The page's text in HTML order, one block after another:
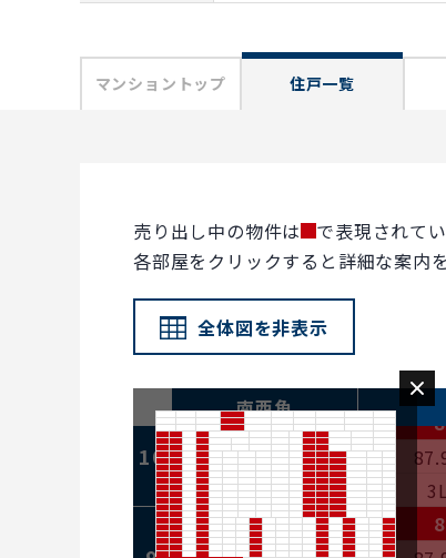
マンショントップ 住戸一覧
売り出し中の物件は 赤
で表現されてい
各部屋をクリックすると詳細な案内
全体図を非表示
南西角
14
12
11
10
85.72m²
85A
85.72m²
85A
85.72m²
3LDK
85A
85.72m²
3LDK
85A